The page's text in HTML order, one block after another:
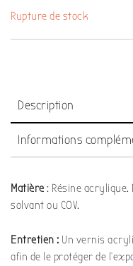
Rupture de stock
Description
Informations
Matière : Résine acrylique.
solvant ou COV.
Entretien : Un vernis
afin de le protéger de